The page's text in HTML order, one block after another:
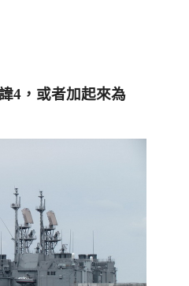
4，或者加起來為